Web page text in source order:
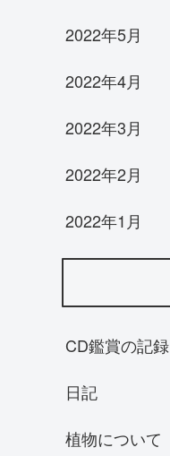
2022年5月
2022年4月
2022年3月
2022年2月
2022年1月
CD鑑賞の記録
日記
植物について